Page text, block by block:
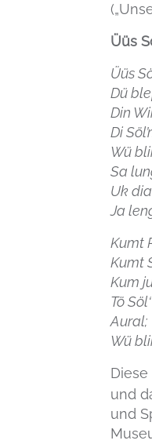
Üüs
Üüs
Dü
Din
Di
Wü
Sa
Uk
Ja
Kumt
Kumt
Kum
Tö
Aural;
Wü
und
und